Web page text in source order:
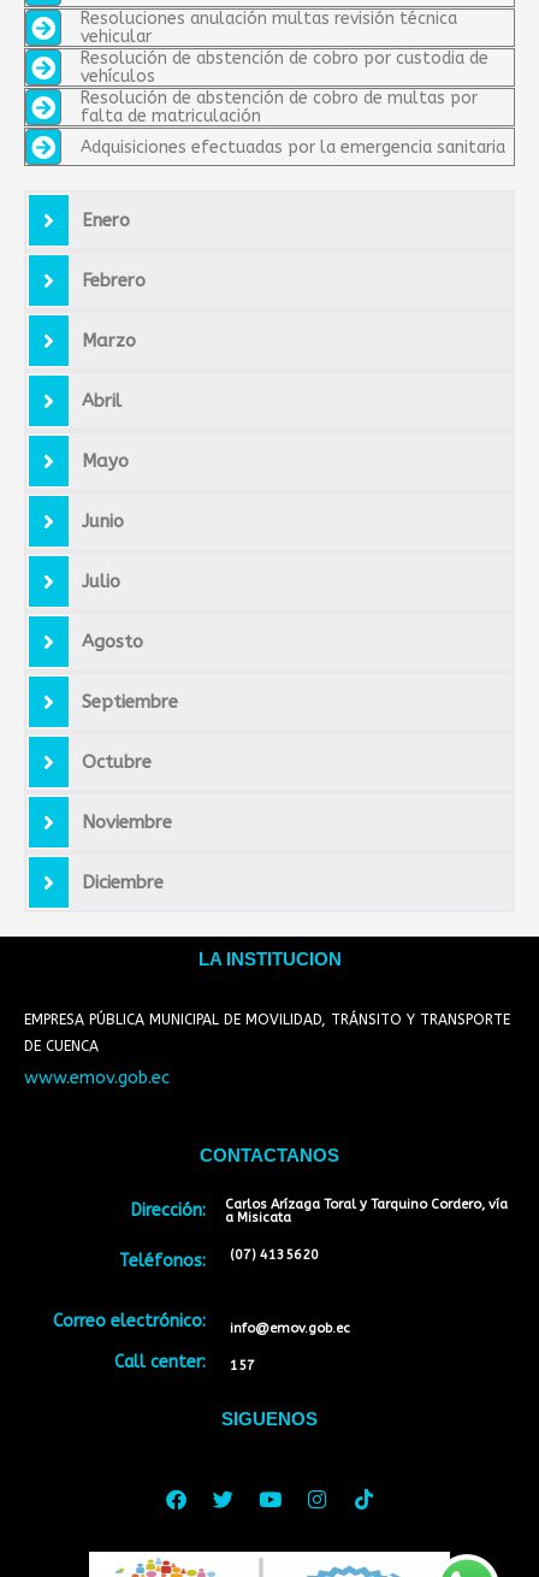
Resoluciones anulación multas revisión técnica
vehicular
Resolución de abstención de cobro por custodia de
vehículos
Resolución de abstención de cobro de multas por
falta de matriculación
Adquisiciones efectuadas por la emergencia sanitaria
Enero
Febrero
Marzo
Abril
Mayo
Junio
Julio
Agosto
Septiembre
Octubre
Noviembre
Diciembre
LA INSTITUCION
EMPRESA PÚBLICA MUNICIPAL DE MOVILIDAD, TRÁNSITO Y TRANSPORTE
DE CUENCA
www.emov.gob.ec
CONTACTANOS
Dirección:
Teléfonos:
Correo electrónico:
Call center:
Carlos Arízaga Toral y Tarquino Cordero, vía
a Misicata
(07) 4135620
info@emov.gob.ec
157
SIGUENOS